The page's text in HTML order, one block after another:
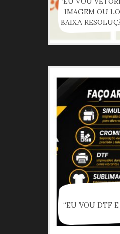
IMAGEM OU
BAIXA
POR I.A.
QUALIDADE
REDES
“EU VOU DTF